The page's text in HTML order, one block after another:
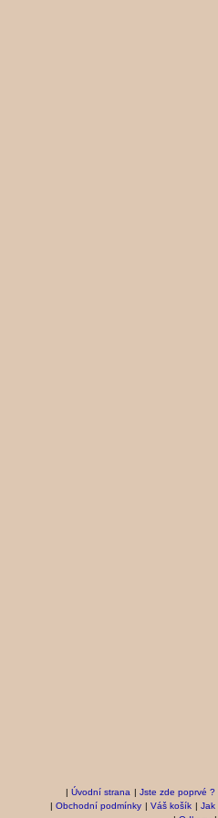
| Úvodní strana | Jste zde poprvé ?
| Obchodní podmínky | Váš košík | Jak